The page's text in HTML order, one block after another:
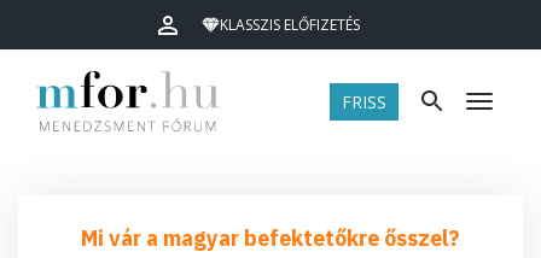
KLASSZIS ELŐFIZETÉS
FRISS Menü
Mi vár a magyar befektetőkre ősszel?